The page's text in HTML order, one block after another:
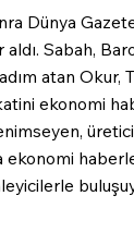
Dünya
Sabah,
atan
ekonomi
ekonomi